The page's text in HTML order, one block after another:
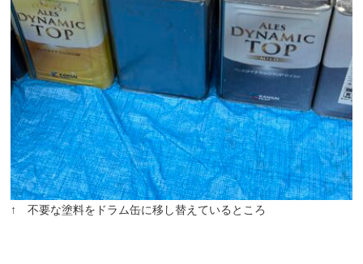
↑ 不要な塗料をドラム缶に移し替えているところ